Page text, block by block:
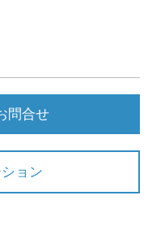
問合せ
ョン